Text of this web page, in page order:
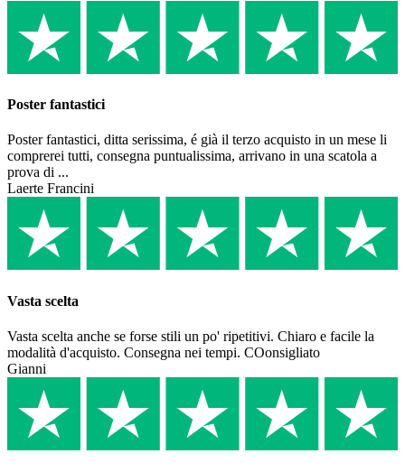
Poster fantastici
Poster fantastici, ditta serissima, é già il terzo acquisto in un mese li
comprerei tutti, consegna puntualissima, arrivano in una scatola a
prova di ...
Laerte Francini
Vasta scelta
Vasta scelta anche se forse stili un po' ripetitivi. Chiaro e facile la
modalità d'acquisto. Consegna nei tempi. COonsigliato
Gianni